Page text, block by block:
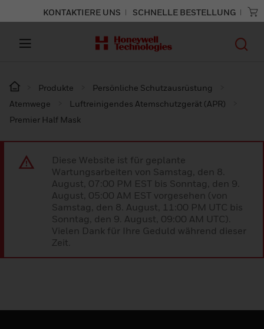
KONTAKTIERE UNS SCHNELLE BESTELLUNG
Produkte
Persönliche Schutzausrüstung
Atemwege
Luftreinigendes Atemschutzgerät (APR)
Premier Half Mask
Diese Website ist für geplante
Wartungsarbeiten von Samstag, den 8.
August, 07:00 PM EST bis Sonntag, den 9.
August, 05:00 AM EST vorgesehen (von
Samstag, den 8. August, 11:00 PM UTC bis
Sonntag, den 9. August, 09:00 AM UTC).
Vielen Dank für Ihre Geduld während dieser
Zeit.